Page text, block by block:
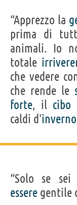
“Apprezzo la
prima di
animali. Io
totale
che vedere
che rende le
forte, il cibo
caldi d'inverno
“Solo se
essere gentile